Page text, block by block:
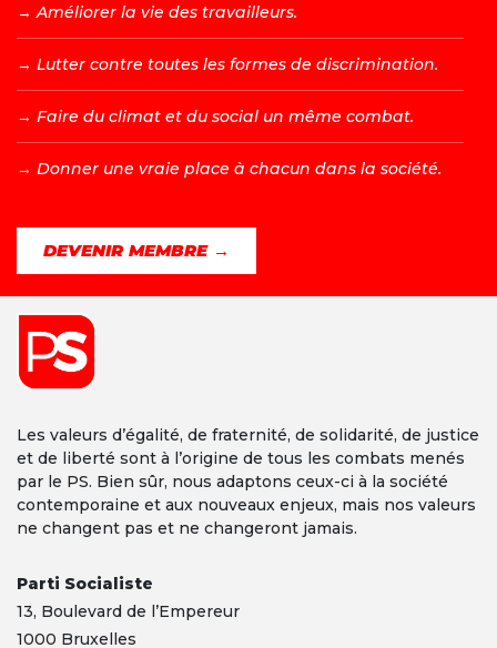
Les valeurs d’égalité, de fraternité, de solidarité, de justice
et de liberté sont à l’origine de tous les combats menés
par le PS. Bien sûr, nous adaptons ceux-ci à la société
contemporaine et aux nouveaux enjeux, mais nos valeurs
ne changent pas et ne changeront jamais.
Parti Socialiste
13, Boulevard de l’Empereur
1000 Bruxelles
→ Améliorer la vie des travailleurs.
→ Lutter contre toutes les formes de discrimination.
→ Faire du climat et du social un même combat.
→ Donner une vraie place à chacun dans la société.
DEVENIR MEMBRE →